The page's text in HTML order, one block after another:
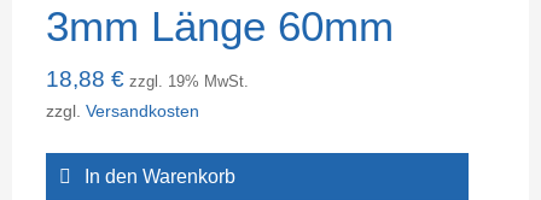
3mm Länge 60mm
18,88 € zzgl. 19% MwSt.
zzgl. Versandkosten
In den Warenkorb